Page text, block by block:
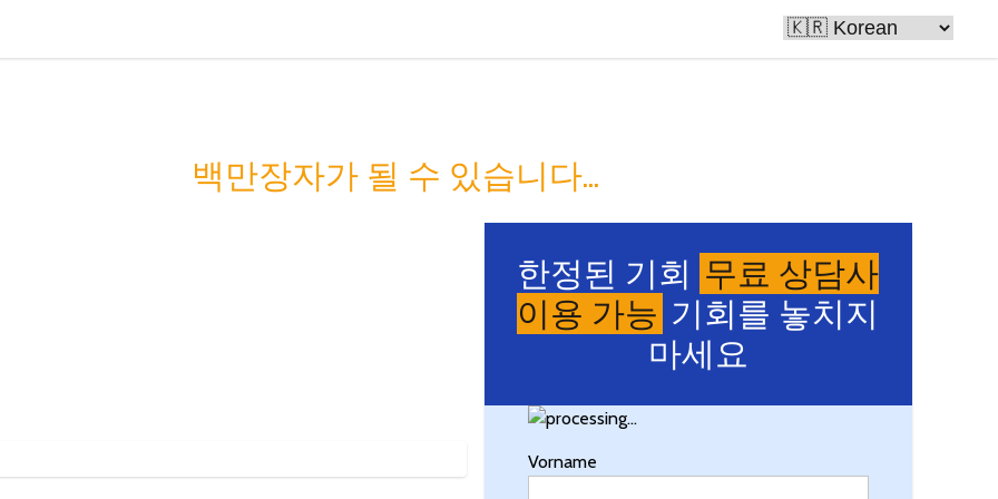
백만장자가 될 수 있습니다...
한정된 기회 무료 상담사
이용 가능 기회를 놓치지
마세요
Vorname